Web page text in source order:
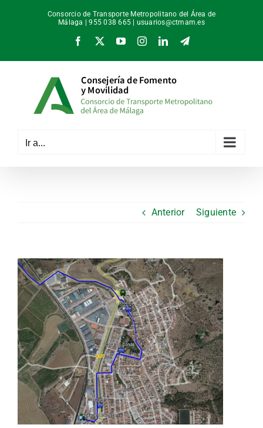
Consorcio de Transporte Metropolitano del Área de
Málaga | 955 038 665 | usuarios@ctmam.es
Facebook
X YouTubeInstagramLinkedInTelegram
Ir a...
Anterior Siguiente
Ver
imagen
más
grande